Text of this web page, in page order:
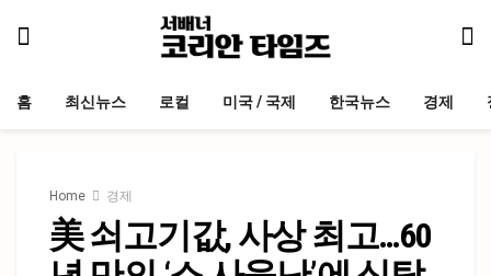
홈 최신뉴스 로컬 미국 / 국제 한국뉴스 경제
Home 경제
美 쇠고기값, 사상 최고…60